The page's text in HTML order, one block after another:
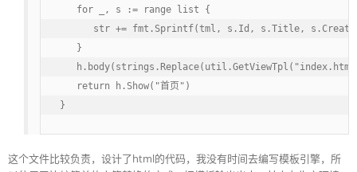
   for _, s := range list {
str += fmt.Sprintf(tml, s.Id, s.Title,
   }
   return h.Show("首页")
}
这个文件比较负责，设计了html的代码，我没有时间去编写模板引擎，所